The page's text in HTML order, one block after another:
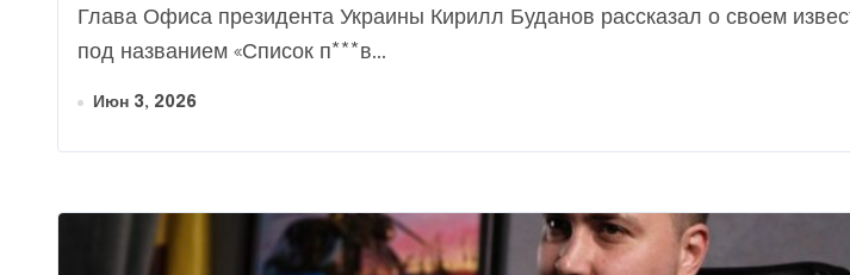
Глава Офиса президента Украины Кирилл Буданов рассказал о своем известном блокноте
под названием «Список п***в...
Июн 3, 2026